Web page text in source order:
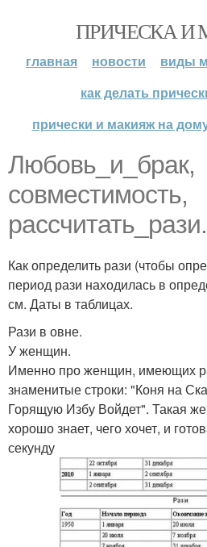
ПРИЧЕСКА И
главная новости
виды
как делать
прически и макияж на
Любовь_и_брак,
совместимость,
рассчитать_рази.
Как определить рази (чтобы
период рази находилась в
см. Даты в таблицах.
Рази в овне.
У женщин.
Именно про женщин, имеющих
знаменитые строки: "Коня на
Горящую Избу Войдет". Такая
хорошо знает, чего хочет, и
секунду